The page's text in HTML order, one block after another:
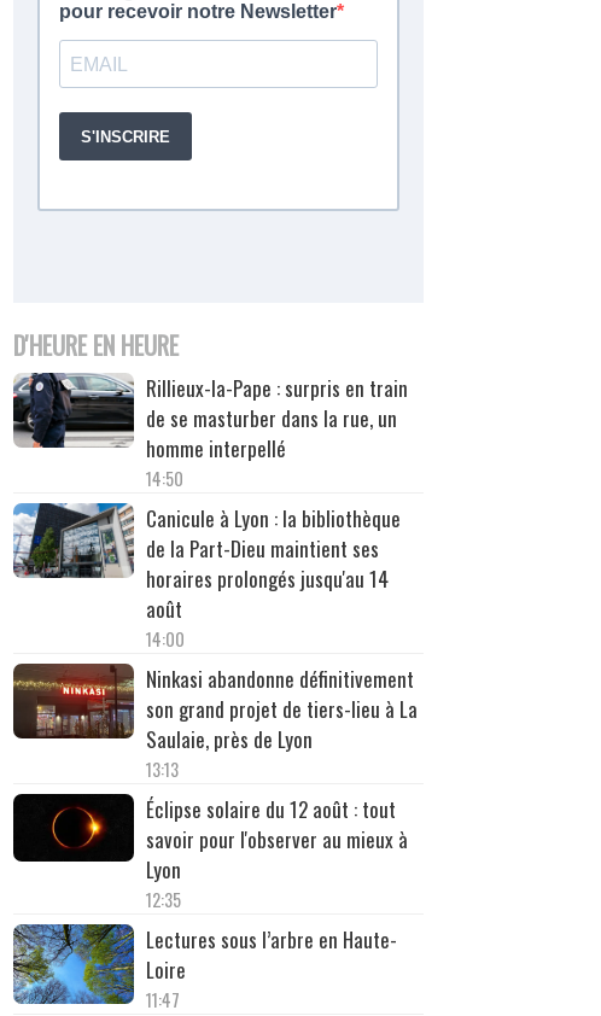
D'HEURE EN HEURE
Rillieux-la-Pape : surpris en train
de se masturber dans la rue, un
homme interpellé
14:50
Canicule à Lyon : la bibliothèque
de la Part-Dieu maintient ses
horaires prolongés jusqu'au 14
août
14:00
Ninkasi abandonne définitivement
son grand projet de tiers-lieu à La
Saulaie, près de Lyon
13:13
Éclipse solaire du 12 août : tout
savoir pour l'observer au mieux à
Lyon
12:35
Lectures sous l’arbre en Haute-
Loire
11:47